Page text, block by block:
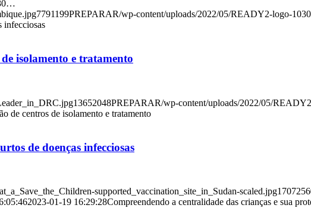
7791199PREPARAR/wp-content/uploads/2022/05/READY2-logo-
infecciosas
isolamento e tratamento
13652048PREPARAR/wp-content/uploads/2022/05/
de centros de isolamento e tratamento
de doenças infecciosas
supported_vaccination_site_in_Sudan-scaled.jpg1707
2023-01-19 16:29:28Compreendendo a centralidade das crianças e sua